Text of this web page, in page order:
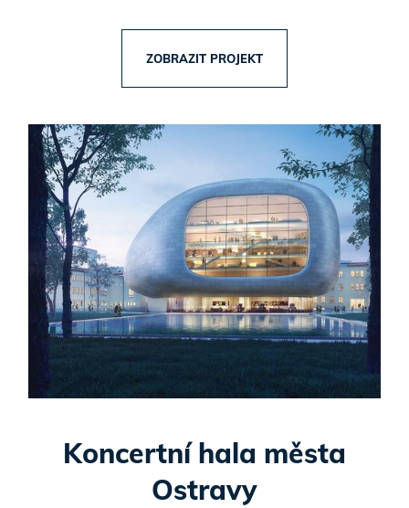
ZOBRAZIT PROJEKT
Koncertní hala města
Ostravy